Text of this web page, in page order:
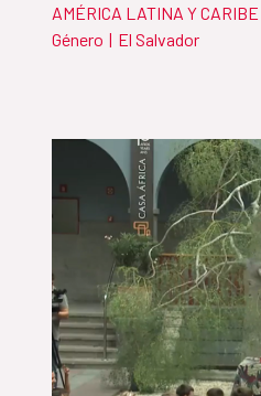
AMÉRICA LATINA Y CARIBE
Género | El Salvador